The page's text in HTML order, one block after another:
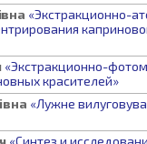
«Экстракционно-
«Экстракционно-
красителей»
«Лужне
«Синтез и